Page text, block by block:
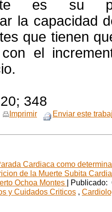
es su
la capacidad
que tienen
el
348
Imprimir
Enviar este
Cardiaca como
de la Muerte Subita
Ochoa Montes | Publicado:
y Cuidados Criticos ,